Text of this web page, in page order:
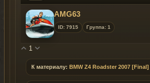
AMG63
ID: 7915 Группа: 1
1
К материалу: BMW Z4 Roadster 2007 [Final]